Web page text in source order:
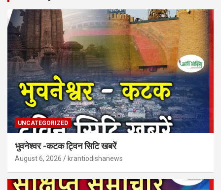
UNCATEGORIZED
भुवनेश्वर -कटक ट्विन सिटि खबरें
August 6, 2026 krantiodishanews